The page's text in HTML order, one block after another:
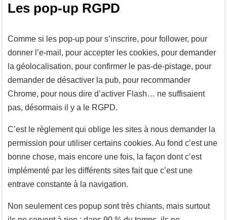
Les pop-up RGPD
Comme si les pop-up pour s’inscrire, pour follower, pour
donner l’e-mail, pour accepter les cookies, pour demander
la géolocalisation, pour confirmer le pas-de-pistage, pour
demander de désactiver la pub, pour recommander
Chrome, pour nous dire d’activer Flash… ne suffisaient
pas, désormais il y a le RGPD.
C’est le règlement qui oblige les sites à nous demander la
permission pour utiliser certains cookies. Au fond c’est une
bonne chose, mais encore une fois, la façon dont c’est
implémenté par les différents sites fait que c’est une
entrave constante à la navigation.
Non seulement ces popup sont très chiants, mais surtout